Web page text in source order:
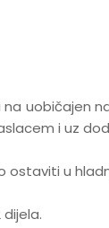
uobičajen
i uz
ostaviti u